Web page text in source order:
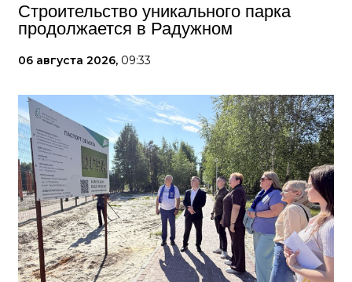
Строительство уникального парка
продолжается в Радужном
06 августа 2026, 09:33